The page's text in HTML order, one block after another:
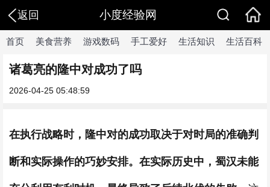
返回 小度经验网
首页 美食营养 游戏数码 手工爱好 生活知识 生活百科
诸葛亮的隆中对成功了吗
2026-04-25 05:48:59
在执行战略时，隆中对的成功取决于对时局的准确判
断和实际操作的巧妙安排。在实际历史中，蜀汉未能